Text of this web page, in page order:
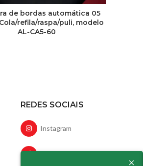
de bordas automática 05
refila/raspa/puli, modelo
AL-CA5-60
REDES SOCIAIS
Instagram